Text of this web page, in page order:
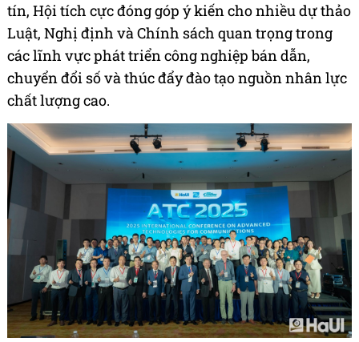
tín, Hội tích cực đóng góp ý kiến cho nhiều dự thảo
Luật, Nghị định và Chính sách quan trọng trong
các lĩnh vực phát triển công nghiệp bán dẫn,
chuyển đổi số và thúc đẩy đào tạo nguồn nhân lực
chất lượng cao.